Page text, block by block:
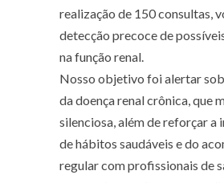
realização de 150 consultas,
detecção precoce de
na função renal.
Nosso objetivo foi alertar
da doença renal crônica, que
silenciosa, além de reforçar a
de hábitos saudáveis e do
regular com profissionais de